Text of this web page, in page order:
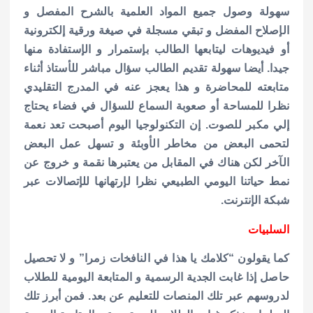
سهولة وصول جميع المواد العلمية بالشرح المفصل و
الإصلاح المفضل و تبقي مسجلة في صيغة ورقية إلكترونية
أو فيديوهات ليتابعها الطالب بإستمرار و الإستفادة منها
جيدا. أيضا سهولة تقديم الطالب سؤال مباشر للأستاذ أثناء
متابعته للمحاضرة و هذا يعجز عنه في المدرج التقليدي
نظرا للمساحة أو صعوبة السماع للسؤال في فضاء يحتاج
إلي مكبر للصوت. إن التكنولوجيا اليوم أصبحت تعد نعمة
لتحمى البعض من مخاطر الأوبئة و تسهل عمل البعض
الآخر لكن هناك في المقابل من يعتبرها نقمة و خروج عن
نمط حياتنا اليومي الطبيعي نظرا لإرتهانها للإتصالات عبر
شبكة الإنترنت.
السلبيات
كما يقولون “كلامك يا هذا في النافخات زمرا” و لا تحصيل
حاصل إذا غابت الجدية الرسمية و المتابعة اليومية للطلاب
لدروسهم عبر تلك المنصات للتعليم عن بعد. فمن أبرز تلك